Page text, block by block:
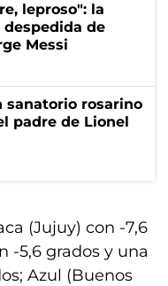
leproso": la
despedida de
Messi
sanatorio rosarino
padre de Lionel
(Jujuy) con -7,6
-5,6 grados y una
Azul (Buenos